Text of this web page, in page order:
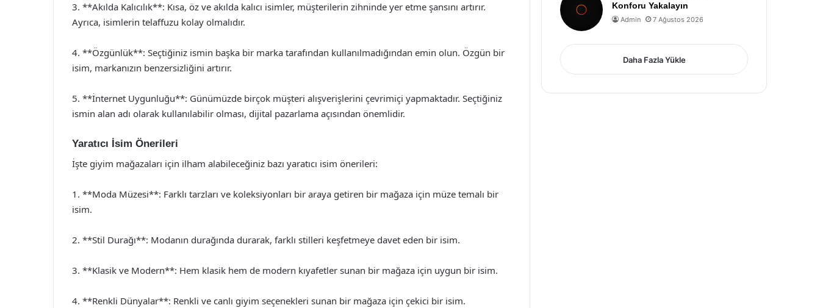
3. **Akılda Kalıcılık**: Kısa, öz ve akılda kalıcı isimler, müşterilerin zihninde yer etme şansını artırır.
Ayrıca, isimlerin telaffuzu kolay olmalıdır.
4. **Özgünlük**: Seçtiğiniz ismin başka bir marka tarafından kullanılmadığından emin olun. Özgün bir
isim, markanızın benzersizliğini artırır.
5. **İnternet Uygunluğu**: Günümüzde birçok müşteri alışverişlerini çevrimiçi yapmaktadır. Seçtiğiniz
ismin alan adı olarak kullanılabilir olması, dijital pazarlama açısından önemlidir.
Yaratıcı İsim Önerileri
İşte giyim mağazaları için ilham alabileceğiniz bazı yaratıcı isim önerileri:
1. **Moda Müzesi**: Farklı tarzları ve koleksiyonları bir araya getiren bir mağaza için müze temalı bir
isim.
2. **Stil Durağı**: Modanın durağında durarak, farklı stilleri keşfetmeye davet eden bir isim.
3. **Klasik ve Modern**: Hem klasik hem de modern kıyafetler sunan bir mağaza için uygun bir isim.
4. **Renkli Dünyalar**: Renkli ve canlı giyim seçenekleri sunan bir mağaza için çekici bir isim.
Konforu Yakalayın
Admin 7 Ağustos 2026
Daha Fazla Yükle